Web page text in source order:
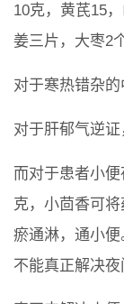
10克，黄芪15
姜三片，大枣2
对于寒热错杂的
对于肝郁气逆证
而对于患者小
克，小茴香可
瘀通淋，通小
不能真正解决夜